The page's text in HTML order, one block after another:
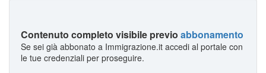
Contenuto completo visibile previo abbonamento
Se sei già abbonato a Immigrazione.it accedi al portale con
le tue credenziali per proseguire.